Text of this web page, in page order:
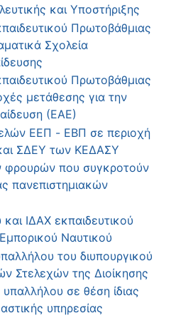
και Υποστήριξης
Πρωτοβάθμιας
Σχολεία
Πρωτοβάθμιας
μετάθεσης για την
(ΕΑΕ)
ΕΕΠ - ΕΒΠ σε περιοχή
ΣΔΕΥ των ΚΕΔΑΣΥ
φρουρών που συγκροτούν
πανεπιστημιακών
ΙΔΑΧ εκπαιδευτικού
Ναυτικού
του διυπουργικού
Στελεχών της Διοίκησης
σε θέση ίδιας
υπηρεσίας